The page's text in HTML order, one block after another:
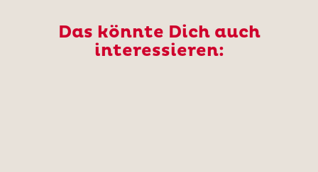
Das könnte Dich auch
interessieren: